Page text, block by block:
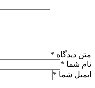
متن دیدگاه *
نام شما *
ایمیل شما *